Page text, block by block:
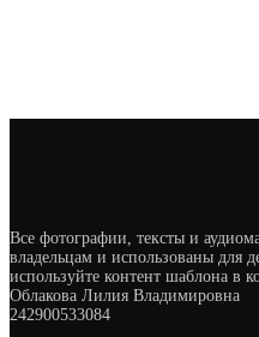
Все фотографии, тексты и
владельцам и использованы для
используйте контент шаблона в
Облакова Лилия Владимировна
242900533084